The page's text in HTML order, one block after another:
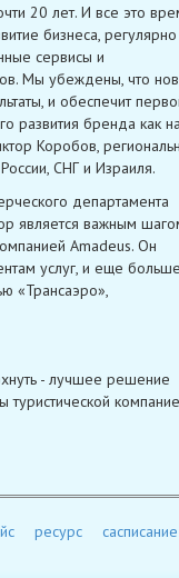
20 лет. И все это
бизнеса, регулярно
сервисы и
Мы убеждены, что
и обеспечит
развития бренда как на
Коробов,
СНГ и Израиля.
департамента
является важным
Amadeus. Он
услуг, и еще
«Трансаэро»,
- лучшее решение
туристической
ресурс
сасписание